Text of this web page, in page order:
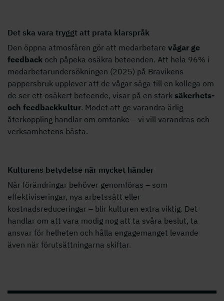
Det ska vara tryggt att prata klarspråk
Den öppna atmosfären gör att medarbetare vågar ge
feedback och påpeka osäkra beteenden. Att hela 96% i
medarbetarundersökningen (2025) på Bravikens
pappersbruk upplever att de vågar säga till en kollega om
de ser ett osäkert beteende, visar på en stark säkerhets-
och feedbackkultur. Modet att ge varandra ärlig
återkoppling handlar om omtanke – vi vill varandras och
verksamhetens bästa.
Kulturens betydelse när mycket händer
När förändringar behöver genomföras – som
effektiviseringar, nya arbetssätt eller
kostnadsreduceringar – blir kulturen extra viktig. Det
handlar om att vara modig nog att ta svåra beslut, ta
ansvar för helheten och hålla engagemanget levande
även när förutsättningarna skiftar.